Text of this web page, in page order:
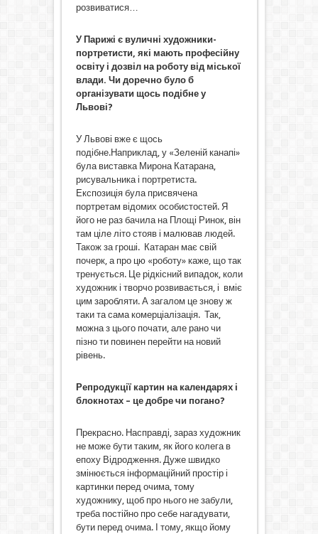
розвиватися…
У Парижі є вуличні художники-
портретисти, які мають професійну
освіту і дозвіл на роботу від міської
влади. Чи доречно було б
організувати щось подібне у
Львові?
У Львові вже є щось
подібне.Наприклад, у «Зеленій канапі»
була виставка Мирона Катарана,
рисувальника і портретиста.
Експозиція була присвячена
портретам відомих особистостей. Я
його не раз бачила на Площі Ринок, він
там ціле літо стояв і малював людей.
Також за гроші. Катаран має свій
почерк, а про цю «роботу» каже, що так
тренується. Це рідкісний випадок, коли
художник і творчо розвивається, і вміє
цим заробляти. А загалом це знову ж
таки та сама комерціалізація. Так,
можна з цього почати, але рано чи
пізно ти повинен перейти на новий
рівень.
Репродукції картин на календарях і
блокнотах – це добре чи погано?
Прекрасно. Насправді, зараз художник
не може бути таким, як його колега в
епоху Відродження. Дуже швидко
змінюється інформаційний простір і
картинки перед очима, тому
художнику, щоб про нього не забули,
треба постійно про себе нагадувати,
бути перед очима. І тому, якщо йому